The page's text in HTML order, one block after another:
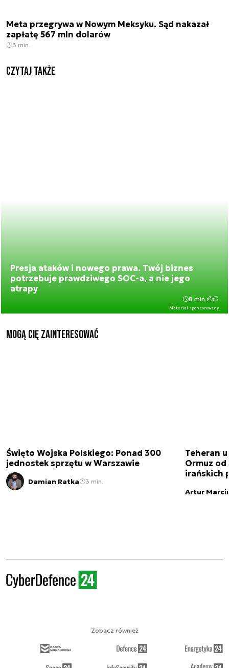
Meta przegrywa w Nowym Meksyku. Sąd nakazał
zapłatę 567 mln dolarów
3 min.
Czytaj także
Presja ataków i nowego prawa. Twój biznes
potrzebuje prawdziwego SOC-a, a nie jego
atrapy
Materiał sponsorowany
8 min.
Mogą Cię zainteresować
Święto Wojska Polskiego: Ponad 300
jednostek sprzętu w Warszawie
Damian Ratka 3 min.
Teheran
Ormuz
irańskich
Artur
Zobacz również